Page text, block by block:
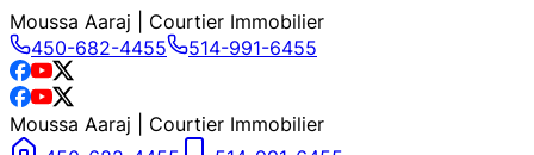
Moussa Aaraj | Courtier Immobilier
450-682-4455
514-991-6455
Moussa Aaraj | Courtier Immobilier